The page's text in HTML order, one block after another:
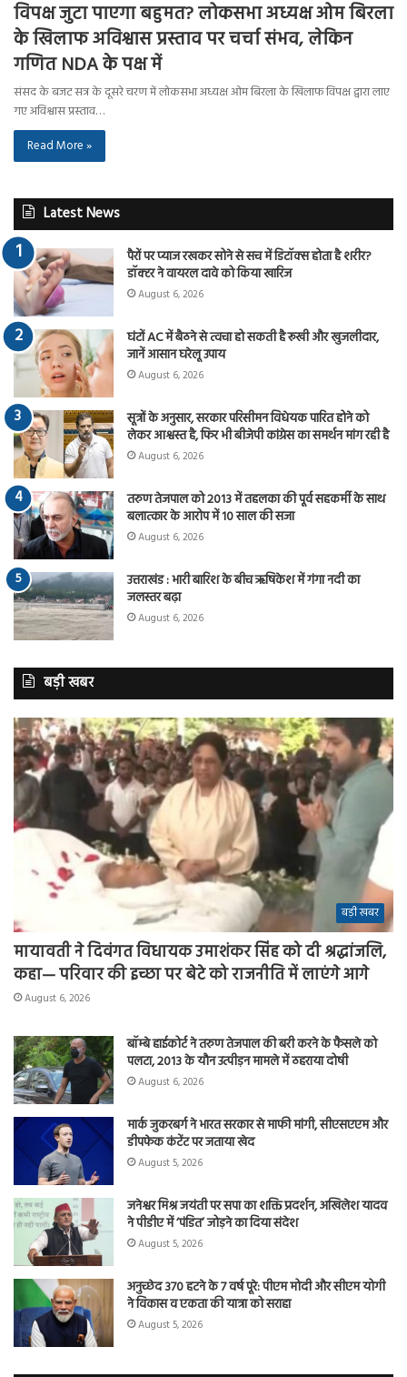
विपक्ष जुटा पाएगा बहुमत? लोकसभा अध्यक्ष ओम बिरला
के खिलाफ अविश्वास प्रस्ताव पर चर्चा संभव, लेकिन
गणित NDA के पक्ष में
संसद के बजट सत्र के दूसरे चरण में लोकसभा अध्यक्ष ओम बिरला के खिलाफ विपक्ष द्वारा लाए
गए अविश्वास प्रस्ताव…
Read More »
Latest News
पैरों पर प्याज रखकर सोने से सच में डिटॉक्स होता है शरीर?
डॉक्टर ने वायरल दावे को किया खारिज
August 6, 2026
घंटों AC में बैठने से त्वचा हो सकती है रूखी और खुजलीदार,
जानें आसान घरेलू उपाय
August 6, 2026
सूत्रों के अनुसार, सरकार परिसीमन विधेयक पारित होने को
लेकर आश्वस्त है, फिर भी बीजेपी कांग्रेस का समर्थन मांग रही है
August 6, 2026
तरुण तेजपाल को 2013 में तहलका की पूर्व सहकर्मी के साथ
बलात्कार के आरोप में 10 साल की सजा
August 6, 2026
उत्तराखंड : भारी बारिश के बीच ऋषिकेश में गंगा नदी का
जलस्तर बढ़ा
August 6, 2026
बड़ी खबर
बड़ी खबर
मायावती ने दिवंगत विधायक उमाशंकर सिंह को दी श्रद्धांजलि,
कहा— परिवार की इच्छा पर बेटे को राजनीति में लाएंगे आगे
August 6, 2026
बॉम्बे हाईकोर्ट ने तरुण तेजपाल की बरी करने के फैसले को
पलटा, 2013 के यौन उत्पीड़न मामले में ठहराया दोषी
August 6, 2026
मार्क जुकरबर्ग ने भारत सरकार से माफी मांगी, सीएसएएम और
डीपफेक कंटेंट पर जताया खेद
August 5, 2026
जनेश्वर मिश्र जयंती पर सपा का शक्ति प्रदर्शन, अखिलेश यादव
ने पीडीए में ‘पंडित’ जोड़ने का दिया संदेश
August 5, 2026
अनुच्छेद 370 हटने के 7 वर्ष पूरे: पीएम मोदी और सीएम योगी
ने विकास व एकता की यात्रा को सराहा
August 5, 2026